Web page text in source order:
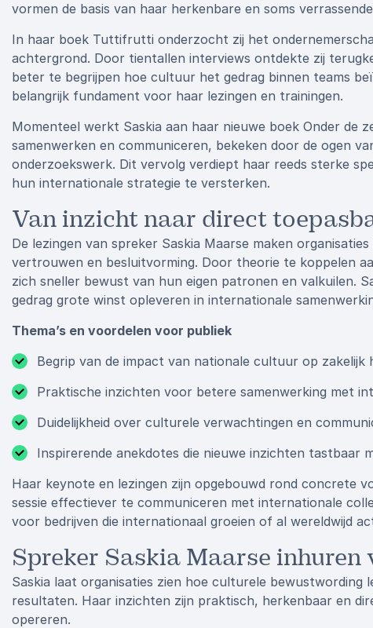
vormen de basis van haar herkenbare en soms
In haar boek Tuttifrutti onderzocht zij het
achtergrond. Door tientallen interviews ontdekte zij
beter te begrijpen hoe cultuur het gedrag binnen teams
belangrijk fundament voor haar lezingen en trainingen.
Momenteel werkt Saskia aan haar nieuwe boek Onder de
samenwerken en communiceren, bekeken door de ogen
onderzoekswerk. Dit vervolg verdiept haar reeds sterke
hun internationale strategie te versterken.
Van inzicht naar direct
De lezingen van spreker Saskia Maarse maken
vertrouwen en besluitvorming. Door theorie te koppelen
zich sneller bewust van hun eigen patronen en valkuilen.
gedrag grote winst opleveren in internationale
Thema’s en voordelen voor publiek
Begrip van de impact van nationale cultuur op zakelijk
Praktische inzichten voor betere samenwerking met
Duidelijkheid over culturele verwachtingen en
Inspirerende anekdotes die nieuwe inzichten tastbaar
Haar keynote en lezingen zijn opgebouwd rond concrete
sessie effectiever te communiceren met internationale
voor bedrijven die internationaal groeien of al wereldwijd
Spreker Saskia Maarse
Saskia laat organisaties zien hoe culturele
resultaten. Haar inzichten zijn praktisch, herkenbaar en
opereren.